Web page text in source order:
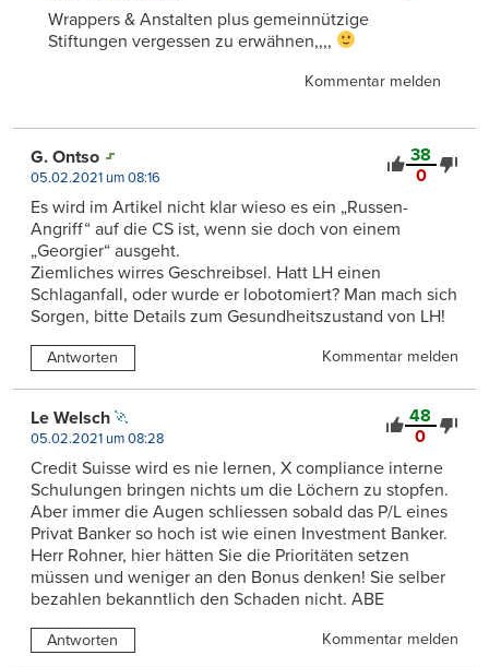
Wrappers & Anstalten plus gemeinnützige
Stiftungen vergessen zu erwähnen,,,,
Kommentar melden
38
0
G. Ontso
05.02.2021 um 08:16
Es wird im Artikel nicht klar wieso es ein „Russen-
Angriff“ auf die CS ist, wenn sie doch von einem
„Georgier“ ausgeht.
Ziemliches wirres Geschreibsel. Hatt LH einen
Schlaganfall, oder wurde er lobotomiert? Man mach sich
Sorgen, bitte Details zum Gesundheitszustand von LH!
Antworten Kommentar melden
48
0
Le Welsch
05.02.2021 um 08:28
Credit Suisse wird es nie lernen, X compliance interne
Schulungen bringen nichts um die Löchern zu stopfen.
Aber immer die Augen schliessen sobald das P/L eines
Privat Banker so hoch ist wie einen Investment Banker.
Herr Rohner, hier hätten Sie die Prioritäten setzen
müssen und weniger an den Bonus denken! Sie selber
bezahlen bekanntlich den Schaden nicht. ABE
Antworten Kommentar melden